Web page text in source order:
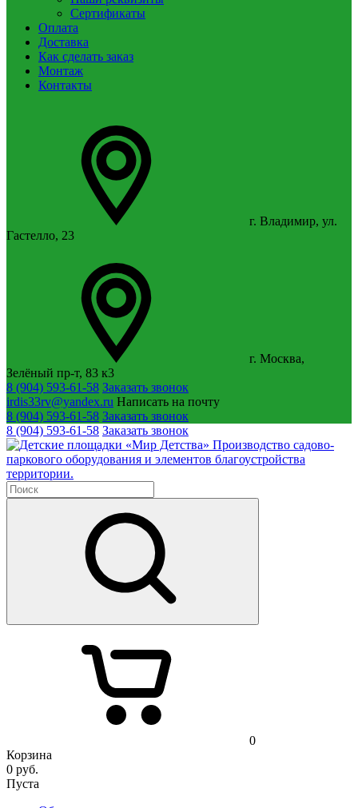
Сертификаты
Оплата
Доставка
Как сделать заказ
Монтаж
Контакты
г. Владимир, ул.
Гастелло, 23
г. Москва,
Зелёный пр-т, 83 к3
8 (904) 593-61-58 Заказать звонок
irdis33rv@yandex.ru Написать на почту
8 (904) 593-61-58 Заказать звонок
8 (904) 593-61-58 Заказать звонок
Производство садово-
паркового оборудования и элементов благоустройства
территории.
0
Корзина
0 руб.
Пуста